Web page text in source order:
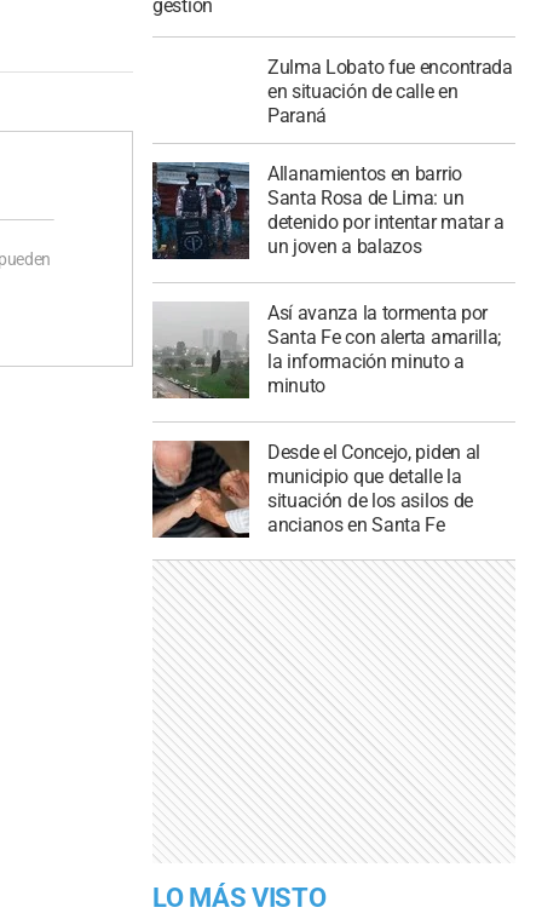
gestión
Zulma Lobato fue encontrada
en situación de calle en
Paraná
Allanamientos en barrio
Santa Rosa de Lima: un
detenido por intentar matar a
un joven a balazos
Así avanza la tormenta por
Santa Fe con alerta amarilla;
la información minuto a
minuto
Desde el Concejo, piden al
municipio que detalle la
situación de los asilos de
ancianos en Santa Fe
LO MÁS VISTO